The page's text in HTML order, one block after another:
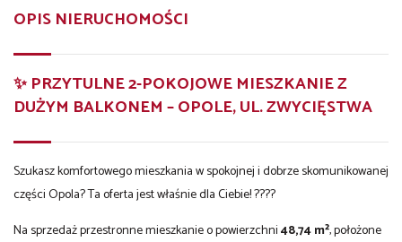
OPIS NIERUCHOMOŚCI
✨ PRZYTULNE 2-POKOJOWE MIESZKANIE Z
DUŻYM BALKONEM – OPOLE, UL. ZWYCIĘSTWA
Szukasz komfortowego mieszkania w spokojnej i dobrze skomunikowanej
części Opola? Ta oferta jest właśnie dla Ciebie! ????
Na sprzedaż przestronne mieszkanie o powierzchni48,74 m², położone